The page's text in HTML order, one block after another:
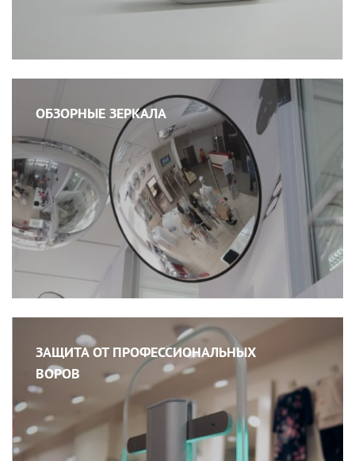
ОБЗОРНЫЕ ЗЕРКАЛА
ЗАЩИТА ОТ ПРОФЕССИОНАЛЬНЫХ
ВОРОВ